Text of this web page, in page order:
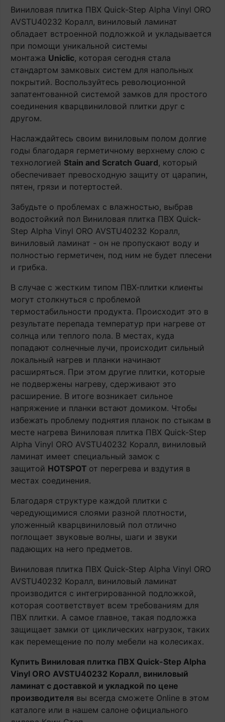
Виниловая плитка ПВХ Quick-Step Alpha Vinyl ORO
AVSTU40232 Коралл, виниловый ламинат
обладает встроенной подложкой и укладывается
при помощи уникальной системы
монтажа Uniclic, которая сегодня стала
стандартом замковых систем для напольных
покрытий. Воспользуйтесь революционной
запатентованной системой замков для простого
соединения кварцвиниловой плитки друг с
другом.
Наслаждайтесь своим виниловым полом долгие
годы благодаря герметичному верхнему слою с
технологией Stain and Scratch Guard, который
обеспечивает превосходную защиту от царапин,
пятен, грязи и потертостей.
Забудьте о проблемах с влажностью, выбрав
водостойкий пол Виниловая плитка ПВХ Quick-
Step Alpha Vinyl ORO AVSTU40232 Коралл,
виниловый ламинат - он не пропускают воду и
полностью герметичен, под ним не будет плесени
и грибка.
В случае с жестким типом ПВХ-плитки клиенты
могут столкнуться с проблемой
термостабильности продукта. Происходит это в
результате перепада температур при нагреве от
солнца или теплого пола. В местах, куда
попадают солнечные лучи, происходит сильный
локальный нагрев и планки начинают
расширяться. При этом другие плитки, которые
не подвержены нагреву, сдерживают это
расширение. В итоге возникает сильное
напряжение и планки встают домиком. Чтобы
избежать проблему поднятия планок по стыкам в
месте нагрева Виниловая плитка ПВХ Quick-Step
Alpha Vinyl ORO AVSTU40232 Коралл, виниловый
ламинат имеет специальный замок с
защитой HOTSPOT от перегрева и вздутия в
местах соединения.
Благодаря структуре каждой плитки с
чередующимися слоями разной плотности,
уложенный кварцвиниловый пол отлично
поглощает звуковые волны, шаги и звуки
падающих на него предметов.
Виниловая плитка ПВХ Quick-Step Alpha Vinyl ORO
AVSTU40232 Коралл, виниловый ламинат
производится с интегрированной подложкой,
которая соответствует всем требованиям для
ПВХ плитки. А самое главное, такая подложка
защищает замки от циклических нагрузок, таких
как перемещение по полу мебели на колесиках.
Купить Виниловая плитка ПВХ Quick-Step Alpha
Vinyl ORO AVSTU40232 Коралл, виниловый
ламинат с доставкой и укладкой по цене
производителя вы всегда сможете Online в этом
каталоге или в нашем салоне официального